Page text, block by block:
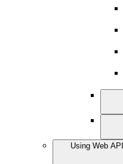
Using Web